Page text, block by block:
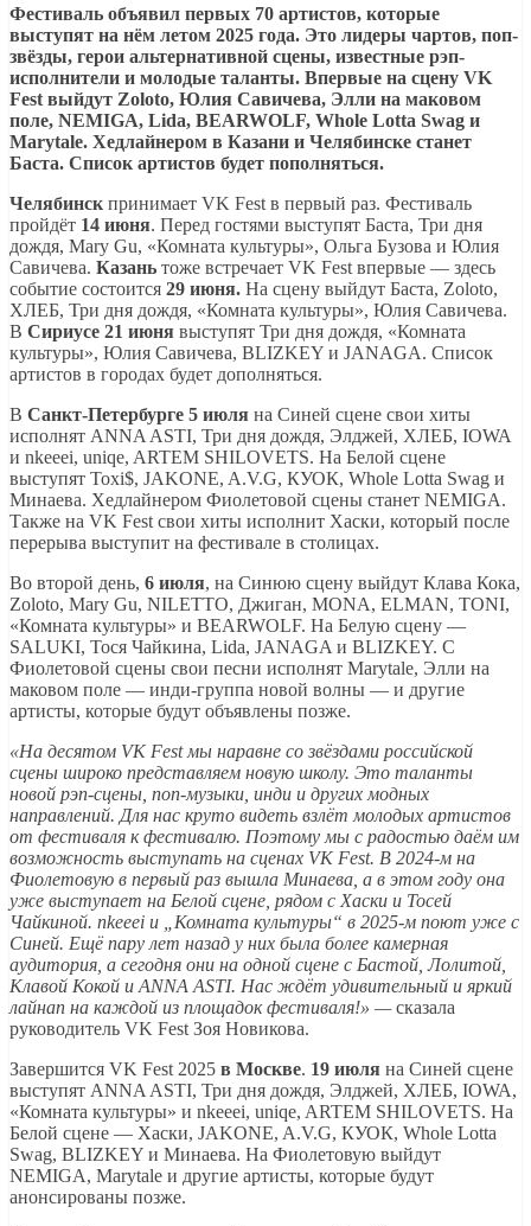
Фестиваль объявил первых 70 артистов, которые
выступят на нём летом 2025 года. Это лидеры чартов, поп-
звёзды, герои альтернативной сцены, известные рэп-
исполнители и молодые таланты. Впервые на сцену VK
Fest выйдут Zoloto, Юлия Савичева, Элли на маковом
поле, NEMIGA, Lida, BEARWOLF, Whole Lotta Swag и
Marytale. Хедлайнером в Казани и Челябинске станет
Баста. Список артистов будет пополняться.
Челябинск принимает VK Fest в первый раз. Фестиваль
пройдёт 14 июня. Перед гостями выступят Баста, Три дня
дождя, Mary Gu, «Комната культуры», Ольга Бузова и Юлия
Савичева. Казань тоже встречает VK Fest впервые — здесь
событие состоится 29 июня. На сцену выйдут Баста, Zoloto,
ХЛЕБ, Три дня дождя, «Комната культуры», Юлия Савичева.
В Сириусе 21 июня выступят Три дня дождя, «Комната
культуры», Юлия Савичева, BLIZKEY и JANAGA. Список
артистов в городах будет дополняться.
В Санкт-Петербурге 5 июля на Синей сцене свои хиты
исполнят ANNA ASTI, Три дня дождя, Элджей, ХЛЕБ, IOWA
и nkeeei, uniqe, ARTEM SHILOVETS. На Белой сцене
выступят Toxi$, JAKONE, A.V.G, КУОК, Whole Lotta Swag и
Минаева. Хедлайнером Фиолетовой сцены станет NEMIGA.
Также на VK Fest свои хиты исполнит Хаски, который после
перерыва выступит на фестивале в столицах.
Во второй день, 6 июля, на Синюю сцену выйдут Клава Кока,
Zoloto, Mary Gu, NILETTO, Джиган, MONA, ELMAN, TONI,
«Комната культуры» и BEARWOLF. На Белую сцену —
SALUKI, Тося Чайкина, Lida, JANAGA и BLIZKEY. С
Фиолетовой сцены свои песни исполнят Marytale, Элли на
маковом поле — инди-группа новой волны — и другие
артисты, которые будут объявлены позже.
«На десятом VK Fest мы наравне со звёздами российской
сцены широко представляем новую школу. Это таланты
новой рэп-сцены, поп-музыки, инди и других модных
направлений. Для нас круто видеть взлёт молодых артистов
от фестиваля к фестивалю. Поэтому мы с радостью даём им
возможность выступать на сценах VK Fest. В 2024-м на
Фиолетовую в первый раз вышла Минаева, а в этом году она
уже выступает на Белой сцене, рядом с Хаски и Тосей
Чайкиной. nkeeei и „Комната культуры“ в 2025-м поют уже с
Синей. Ещё пару лет назад у них была более камерная
аудитория, а сегодня они на одной сцене с Бастой, Лолитой,
Клавой Кокой и ANNA ASTI. Нас ждёт удивительный и яркий
лайнап на каждой из площадок фестиваля!» —сказала
руководитель VK Fest Зоя Новикова.
Завершится VK Fest 2025 в Москве. 19 июля на Синей сцене
выступят ANNA ASTI, Три дня дождя, Элджей, ХЛЕБ, IOWA,
«Комната культуры» и nkeeei, uniqe, ARTEM SHILOVETS. На
Белой сцене — Хаски, JAKONE, A.V.G, КУОК, Whole Lotta
Swag, BLIZKEY и Минаева. На Фиолетовую выйдут
NEMIGA, Marytale и другие артисты, которые будут
анонсированы позже.